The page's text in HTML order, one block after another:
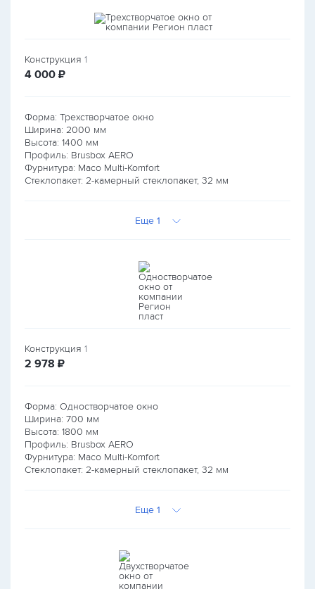
Конструкция 1
4 000 руб.
₽
Форма: Трехстворчатое окно
Ширина: 2000 мм
Высота: 1400 мм
Профиль: Brusbox AERO
Фурнитура: Maco Multi-Komfort
Стеклопакет: 2-камерный стеклопакет, 32 мм
Еще 1
Конструкция 1
2 978 руб.
₽
Форма: Одностворчатое окно
Ширина: 700 мм
Высота: 1800 мм
Профиль: Brusbox AERO
Фурнитура: Maco Multi-Komfort
Стеклопакет: 2-камерный стеклопакет, 32 мм
Еще 1